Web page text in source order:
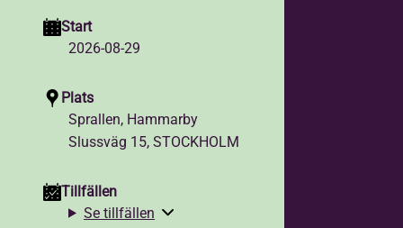
Start
2026-08-29
Plats
Sprallen, Hammarby
Slussväg 15, STOCKHOLM
Tillfällen
Se tillfällen